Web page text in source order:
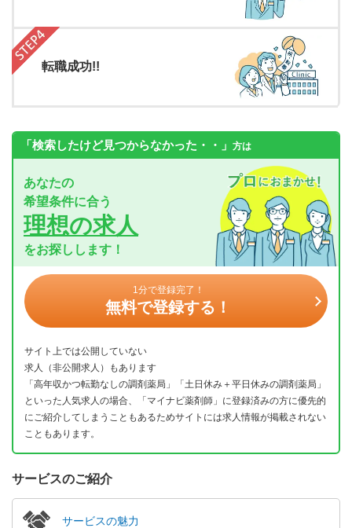
転職成功!!
「検索したけど見つからなかった・・」 方は
あなたの
希望条件に合う
理想の求人
をお探しします！
1分で登録完了！
無料で登録する！
サイト上では公開していない
求人（非公開求人）もあります
「高年収かつ転勤なしの調剤薬局」「土日休み＋平日休みの調剤薬局」
といった人気求人の場合、「マイナビ薬剤師」に登録済みの方に優先的
にご紹介してしまうこともあるためサイトには求人情報が掲載されない
こともあります。
サービスのご紹介
サービスの魅力